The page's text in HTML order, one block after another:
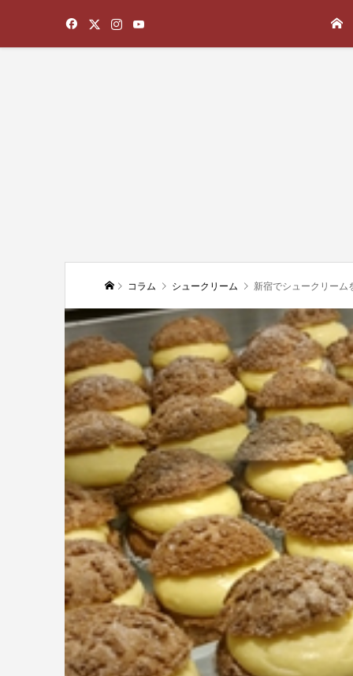
コラム シュークリーム 新宿でシュークリーム